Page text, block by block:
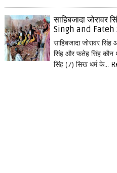
साहिबजादा
Singh and
साहिबजादा जोरावर
सिंह और फतेह सिंह कौन
सिंह (7) सिख धर्म के...